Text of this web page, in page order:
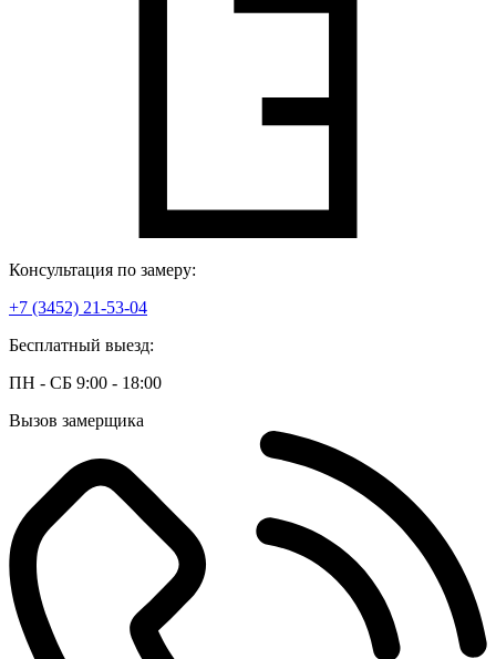
Консультация по замеру:
+7 (3452) 21-53-04
Бесплатный выезд:
ПН - СБ 9:00 - 18:00
Вызов замерщика